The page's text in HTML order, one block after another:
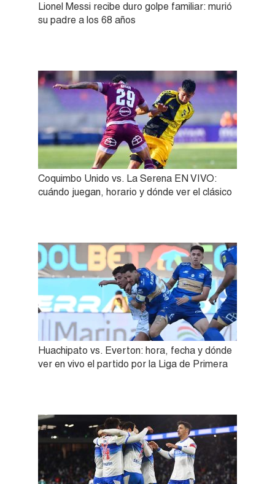
Lionel Messi recibe duro golpe familiar: murió
su padre a los 68 años
Coquimbo Unido vs. La Serena EN VIVO:
cuándo juegan, horario y dónde ver el clásico
Huachipato vs. Everton: hora, fecha y dónde
ver en vivo el partido por la Liga de Primera